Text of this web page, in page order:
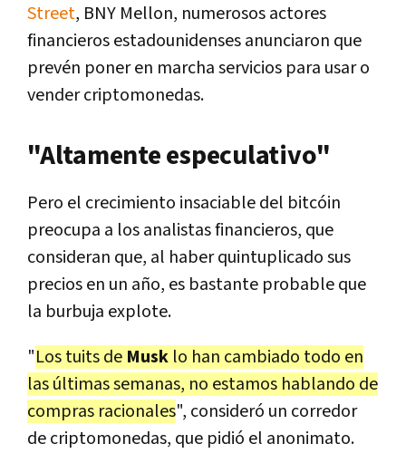
Street, BNY Mellon, numerosos actores
financieros estadounidenses anunciaron que
prevén poner en marcha servicios para usar o
vender criptomonedas.
"Altamente especulativo"
Pero el crecimiento insaciable del bitcóin
preocupa a los analistas financieros, que
consideran que, al haber quintuplicado sus
precios en un año, es bastante probable que
la burbuja explote.
"Los tuits de Musk lo han cambiado todo en
las últimas semanas, no estamos hablando de
compras racionales", consideró un corredor
de criptomonedas, que pidió el anonimato.